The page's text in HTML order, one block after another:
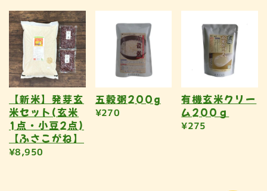
【新米】発芽玄
米セット(玄米
1点・小豆2点)
【ふさこがね】
¥8,950
五穀粥200g
¥270
有機玄米クリー
ム200ｇ
¥275